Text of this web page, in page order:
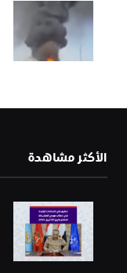
الأكثر مشاهدة